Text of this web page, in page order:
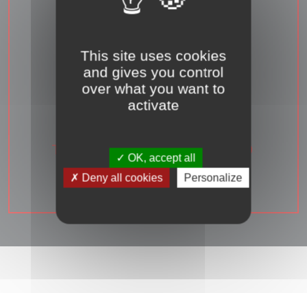
QU'AUCUNE
DEPUIS LE
FORMULAIRE DE
CONTACT NE SERA
PRISE EN COMPTE !
MERCI DE NOUS
TÉLÉPHONE AU 03 80
21 71 98.
This site uses cookies
and gives you control
over what you want to
activate
OK, accept all
Deny all cookies
Personalize